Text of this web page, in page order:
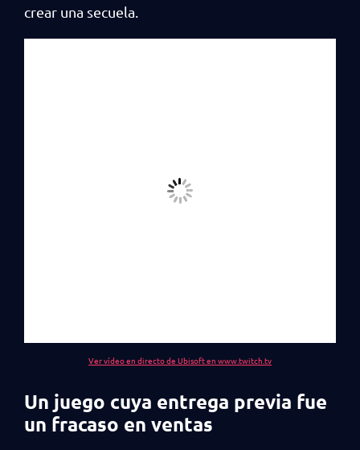
crear una secuela.
Ver vídeo en directo de Ubisoft en www.twitch.tv
Un juego cuya entrega previa fue
un fracaso en ventas